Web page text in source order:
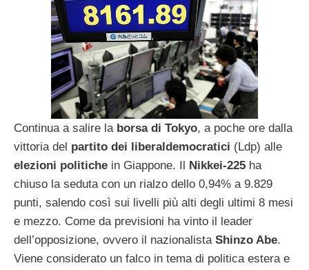
Continua a salire la borsa di Tokyo, a poche ore dalla
vittoria del partito dei liberaldemocratici (Ldp) alle
elezioni politiche in Giappone. Il Nikkei-225 ha
chiuso la seduta con un rialzo dello 0,94% a 9.829
punti, salendo così sui livelli più alti degli ultimi 8 mesi
e mezzo. Come da previsioni ha vinto il leader
dell’opposizione, ovvero il nazionalista Shinzo Abe.
Viene considerato un falco in tema di politica estera e